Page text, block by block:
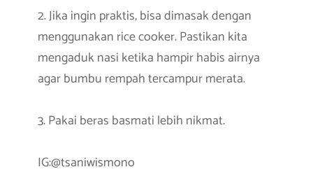
2. Jika ingin praktis, bisa dimasak dengan
menggunakan rice cooker. Pastikan kita
mengaduk nasi ketika hampir habis airnya
agar bumbu rempah tercampur merata.
3. Pakai beras basmati lebih nikmat.
IG:@tsaniwismono